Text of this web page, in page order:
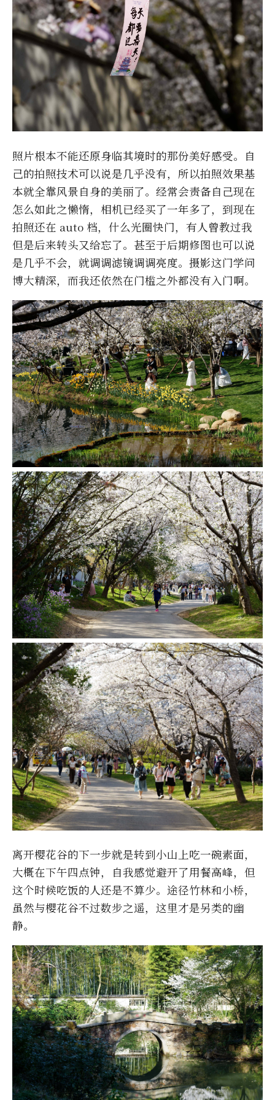
照片根本不能还原身临其境时的那份美好感受。自
己的拍照技术可以说是几乎没有，所以拍照效果基
本就全靠风景自身的美丽了。经常会责备自己现在
怎么如此之懒惰，相机已经买了一年多了，到现在
拍照还在 auto 档，什么光圈快门，有人曾教过我
但是后来转头又给忘了。甚至于后期修图也可以说
是几乎不会，就调调滤镜调调亮度。摄影这门学问
博大精深，而我还依然在门槛之外都没有入门啊。
离开樱花谷的下一步就是转到小山上吃一碗素面，
大概在下午四点钟，自我感觉避开了用餐高峰，但
这个时候吃饭的人还是不算少。途径竹林和小桥，
虽然与樱花谷不过数步之遥，这里才是另类的幽
静。